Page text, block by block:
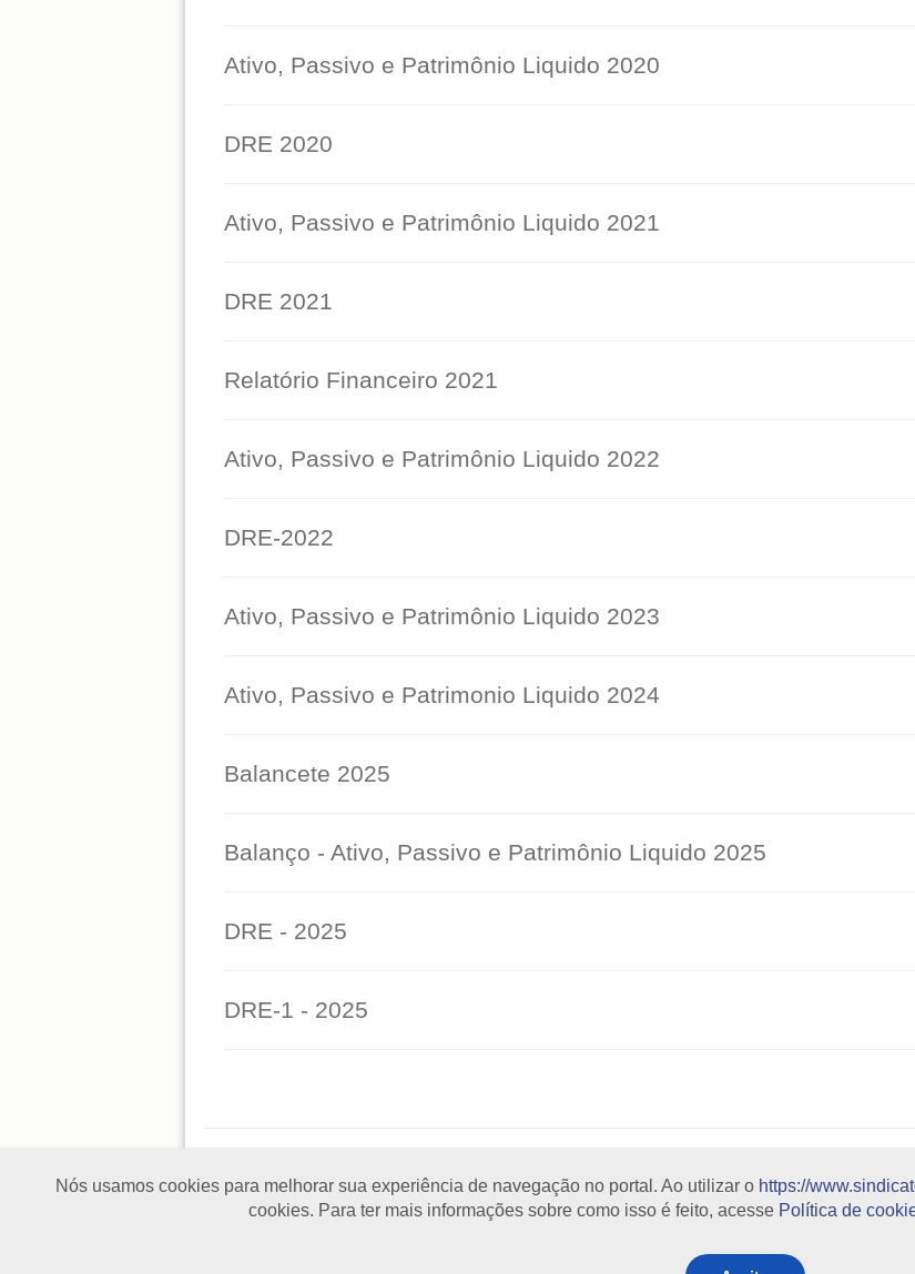
Ativo, Passivo e Patrimônio Liquido 2020
DRE 2020
Ativo, Passivo e Patrimônio Liquido 2021
DRE 2021
Relatório Financeiro 2021
Ativo, Passivo e Patrimônio Liquido 2022
DRE-2022
Ativo, Passivo e Patrimônio Liquido 2023
Ativo, Passivo e Patrimonio Liquido 2024
Balancete 2025
Balanço - Ativo, Passivo e Patrimônio Liquido 2025
DRE - 2025
DRE-1 - 2025
Home| Institucional | Benefícios| Publicações| Notícias| Contato| Blog|
Webmail
Nós usamos cookies para melhorar sua experiência de navegação no portal. Ao utilizar o https://
cookies. Para ter mais informações sobre como isso é feito, acesse Política de